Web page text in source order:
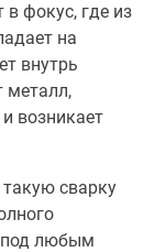
в фокус, где из
на
внутрь
металл,
возникает
сварку
под любым